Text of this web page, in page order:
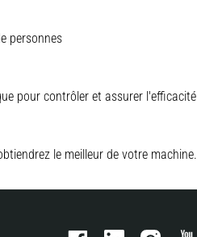
personnes
pour contrôler et assurer l'efficacité
le meilleur de votre machine.